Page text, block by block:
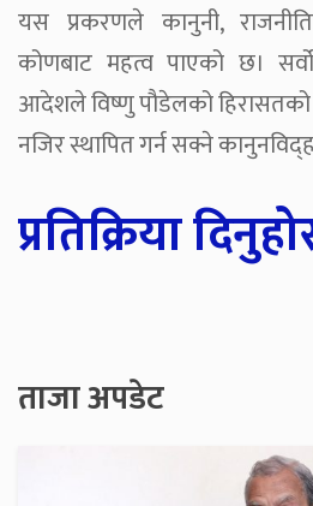
यस प्रकरणले कानुनी,
कोणबाट महत्व पाएको छ।
आदेशले विष्णु पौडेलको हिरासतको
नजिर स्थापित गर्न सक्ने
प्रतिक्रिया
ताजा अपडेट